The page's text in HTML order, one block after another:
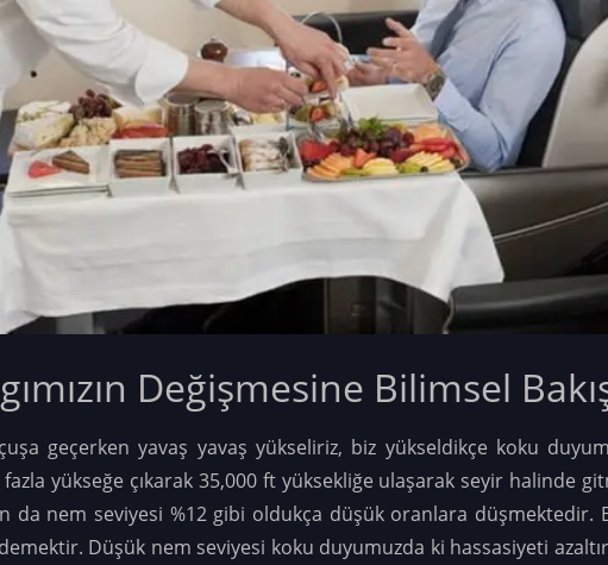
Değişmesine Bilimsel Bakış
geçerken yavaş yavaş yükseliriz, biz yükseldikçe koku
yükseğe çıkarak 35,000 ft yüksekliğe ulaşarak seyir halinde
da nem seviyesi %12 gibi oldukça düşük oranlara düşmektedir.
Düşük nem seviyesi koku duyumuzda ki hassasiyeti